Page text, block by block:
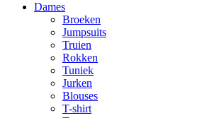
Dames
Broeken
Jumpsuits
Truien
Rokken
Tuniek
Jurken
Blouses
T-shirt